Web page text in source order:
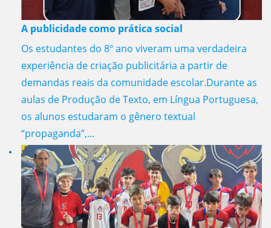
A publicidade como prática social
Os estudantes do 8º ano viveram uma verdadeira
experiência de criação publicitária a partir de
demandas reais da comunidade escolar.Durante as
aulas de Produção de Texto, em Língua Portuguesa,
os alunos estudaram o gênero textual
“propaganda”,...